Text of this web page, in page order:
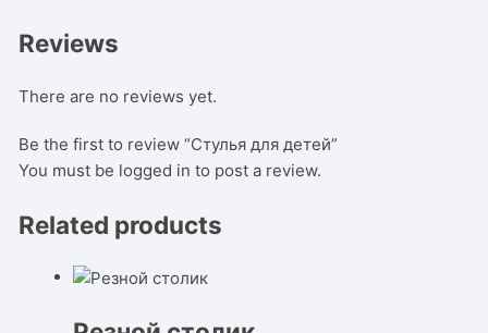
Reviews
There are no reviews yet.
Be the first to review “Стулья для детей”
You must be logged in to post a review.
Related products